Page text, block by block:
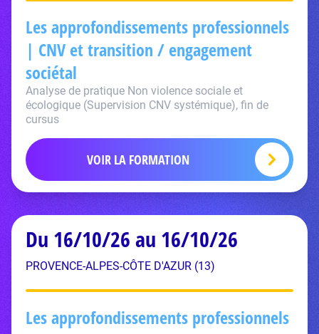
Les approfondissements professionnels
| CNV et transition / engagement
sociétal
Analyse de pratique Non violence sociale et
écologique (Supervision CNV systémique), fin de
cursus
VOIR LA FORMATION
Du 16/10/26 au 16/10/26
PROVENCE-ALPES-CÔTE D'AZUR (13)
Les approfondissements professionnels